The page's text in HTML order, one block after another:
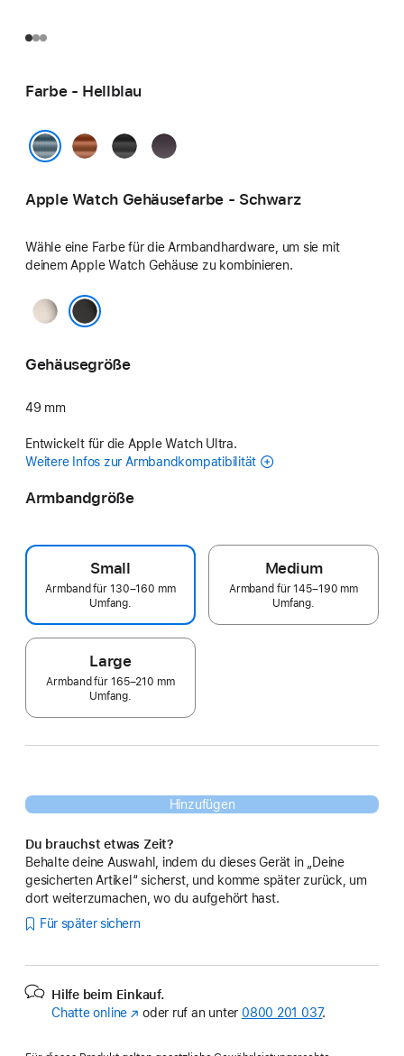
Farbe - Hellblau
TerracottaSchwarzIndigo
Apple Watch Gehäusefarbe - Schwarz
Wähle eine Farbe für die Armbandhardware, um sie mit
deinem Apple Watch Gehäuse zu kombinieren.
Natur
Gehäusegröße
49 mm
Entwickelt für die Apple Watch Ultra.
Weitere Infos zur Armbandkompatibilität
Armbandgröße
Small
Armband für 130–160 mm
Umfang.
Medium
Armband für 145–190 mm
Umfang.
Large
Armband für 165–210 mm
Umfang.
Hinzufügen
Du brauchst etwas Zeit?
Behalte deine Auswahl, indem du dieses Gerät in „Deine
gesicherten Artikel“ sicherst, und komme später zurück, um
dort weiterzumachen, wo du aufgehört hast.
Für später sichern
Hilfe beim Einkauf.
Chatte online (Öffnet
oder ruf an unter 0800 201 037.